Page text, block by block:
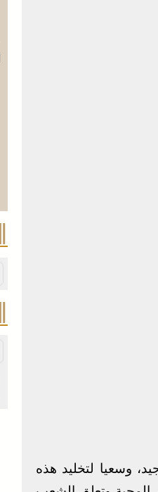
26 لعيد العرش المجيد، وسعيا لتخليد هذه